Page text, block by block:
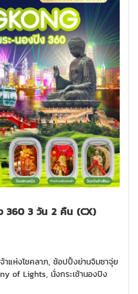
360 3 วัน 2 คืน (CX)
าแห่งโชคลาภ, ช้อปปิ้งย่านจิมซาจุ่ย
of Lights, นั่งกระเช้านองปิง